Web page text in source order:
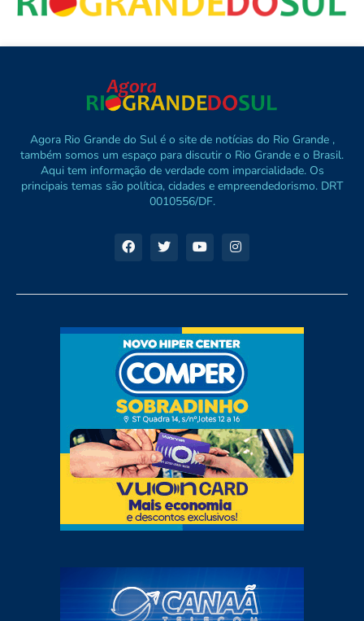
Agora Rio Grande do Sul é o site de notícias do Rio Grande ,
também somos um espaço para discutir o Rio Grande e o Brasil.
Aqui tem informação de verdade com imparcialidade. Os
principais temas são política, cidades e empreendedorismo. DRT
0010556/DF.